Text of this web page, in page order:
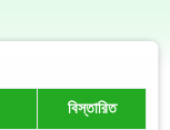
বিস্তারিত